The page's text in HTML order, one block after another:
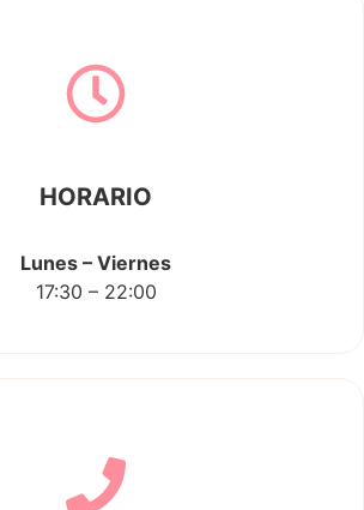
HORARIO
Lunes – Viernes
17:30 – 22:00